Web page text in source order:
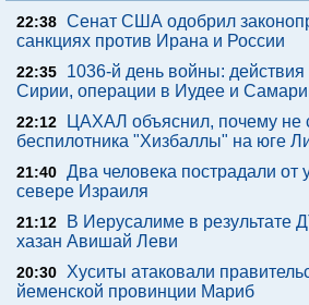
22:38 Сенат США одобрил
санкциях против Ирана и России
22:35
1036-й день войны:
Сирии, операции в Иудее и
22:12
ЦАХАЛ объяснил, почему не
беспилотника "Хизбаллы" на юге
21:40 Два человека пострадали от
севере Израиля
21:12
В Иерусалиме в результате
хазан Авишай Леви
20:30
Хуситы атаковали
йеменской провинции Мариб